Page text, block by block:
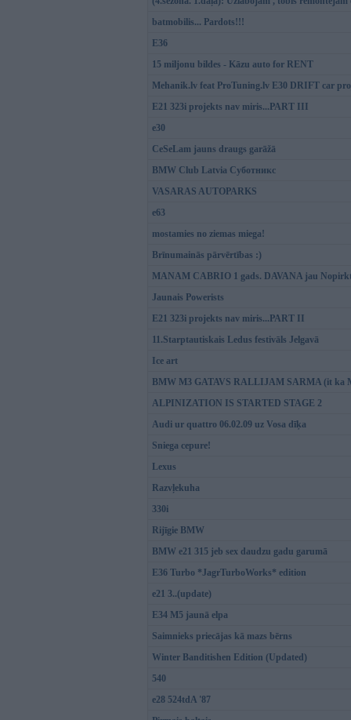
batmobilis... Pardots!!!
E36
15 miljonu bildes - Kāzu auto for RENT
Mehanik.lv feat ProTuning.lv E30 DRIFT car
E21 323i projekts nav miris...PART III
e30
CeSeLam jauns draugs garāžā
BMW Club Latvia Суботникс
VASARAS AUTOPARKS
e63
mostamies no ziemas miega!
Brīnumainās pārvērtības :)
MANAM CABRIO 1 gads. DAVANA jau
Jaunais Powerists
E21 323i projekts nav miris...PART II
11.Starptautiskais Ledus festivāls Jelgavā
Ice art
BMW M3 GATAVS RALLIJAM SARMA (it ka
ALPINIZATION IS STARTED STAGE 2
Audi ur quattro 06.02.09 uz Vosa dīķa
Sniega cepure!
Lexus
Razvļekuha
330i
Rijīgie BMW
BMW e21 315 jeb sex daudzu gadu garumā
E36 Turbo *JagrTurboWorks* edition
e21 3..(update)
E34 M5 jaunā elpa
Saimnieks priecājas kā mazs bērns
Winter Banditishen Edition (Updated)
540
e28 524tdA '87